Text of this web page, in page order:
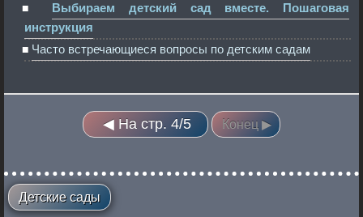
Выбираем детский сад вместе. Пошаговая
инструкция
Часто встречающиеся вопросы по детским садам
◀ На стр. 4/5 Конец ▶
Детские сады